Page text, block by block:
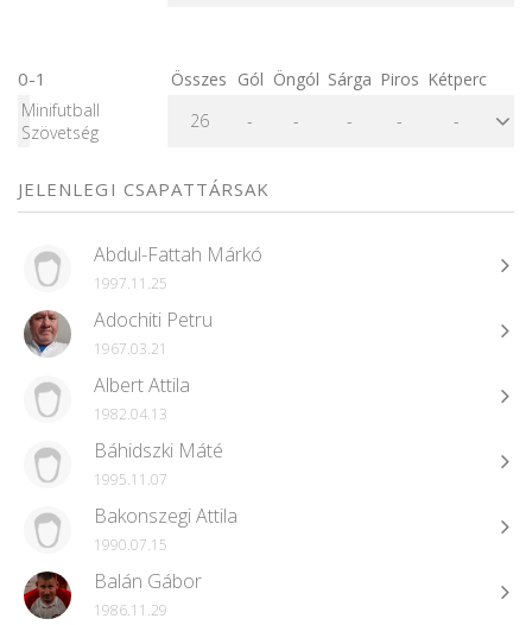
0-1 Összes Gól Öngól Sárga Piros Kétperc
Minifutball
Szövetség
26 - - - - -
JELENLEGI CSAPATTÁRSAK
Abdul-Fattah Márkó
1997.11.25
Adochiti Petru
1967.03.21
Albert Attila
1982.04.13
Báhidszki Máté
1995.11.07
Bakonszegi Attila
1990.07.15
Balán Gábor
1986.11.29